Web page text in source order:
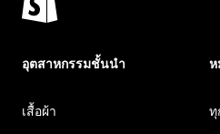
อุตสาหกรรมชั้นนำ
เสื้อผ้า
ห
ทุ